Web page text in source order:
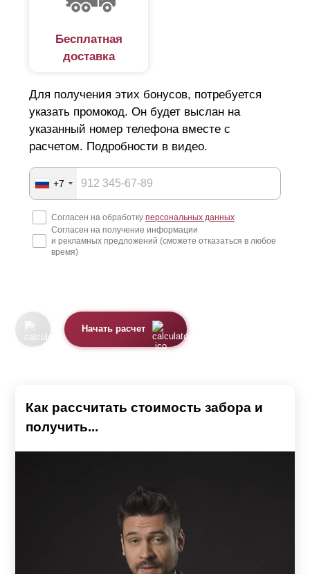
Бесплатная
доставка
Для получения этих бонусов, потребуется
указать промокод. Он будет выслан на
указанный номер телефона вместе с
расчетом. Подробности в видео.
+7
Согласен на обработку персональных данных
Согласен на получение информации
и рекламных предложений (сможете отказаться в любое
время)
Начать расчет
Как рассчитать стоимость забора и
получить...